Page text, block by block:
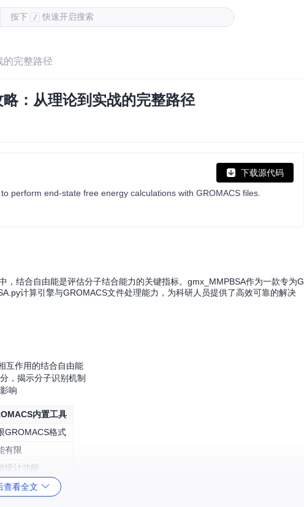
按下 / 快速开启搜索
的完整路径
：从理论到实战的完整路径
下载源代码
perform end-state free energy calculations with GROMACS files.
结合自由能是评估分子结合能力的关键指标。gmx_MMPBSA作为一款专为G
计算引擎与GROMACS文件处理能力，为科研人员提供了高效可靠的解决
互作用的结合自由能
，揭示分子识别机制
响
内置工具
GROMACS格式
有限
统计功能
持MMPBSA
查看全文